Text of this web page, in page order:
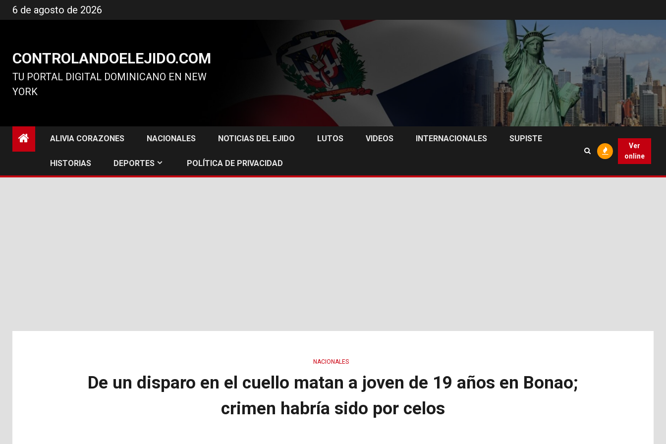
al
6 de agosto de 2026
CONTROLANDOELEJIDO.COM
TU PORTAL DIGITAL DOMINICANO EN NEW
YORK
ALIVIA CORAZONES NACIONALES NOTICIAS DEL EJIDO LUTOS VIDEOS INTERNACIONALES SUPISTE
HISTORIAS DEPORTES POLÍTICA DE PRIVACIDAD
Ver
online
NACIONALES
De un disparo en el cuello matan a joven de 19 años en Bonao;
crimen habría sido por celos